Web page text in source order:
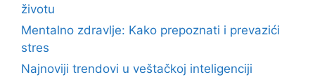
životu
Mentalno zdravlje: Kako prepoznati i prevazići
stres
Najnoviji trendovi u veštačkoj inteligenciji